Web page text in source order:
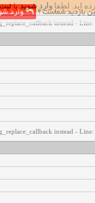
اید. لطفا وارد شویدیا
instead -
instead -
بازدید شماست ؟ وارد